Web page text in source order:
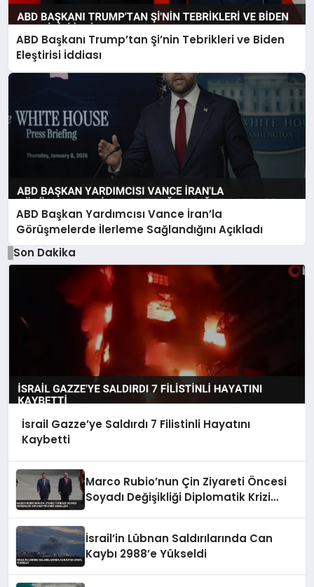
ABD Başkanı Trump’tan Şi’nin Tebrikleri ve Biden
Eleştirisi İddiası
ABD Başkan Yardımcısı Vance İran’la
Görüşmelerde İlerleme Sağlandığını Açıkladı
Son Dakika
İsrail Gazze’ye Saldırdı 7 Filistinli Hayatını
Kaybetti
Marco Rubio’nun Çin Ziyareti Öncesi
Soyadı Değişikliği Diplomatik Krizi
İsrail’in Lübnan Saldırılarında Can
Kaybı 2988’e Yükseldi